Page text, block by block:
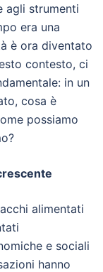
agli strumenti
era una
è ora diventato
contesto, ci
in un
cosa è
possiamo
alimentati
e sociali
hanno